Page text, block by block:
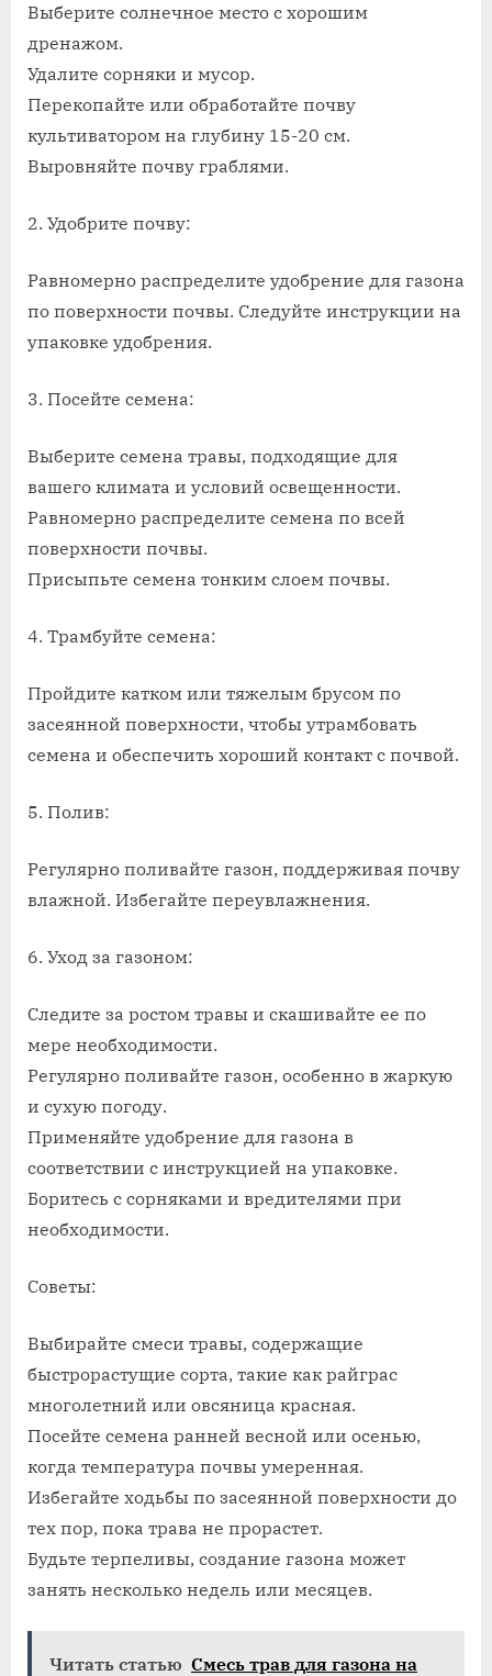
Выберите солнечное место с хорошим
дренажом.
Удалите сорняки и мусор.
Перекопайте или обработайте почву
культиватором на глубину 15-20 см.
Выровняйте почву граблями.
2. Удобрите почву:
Равномерно распределите удобрение для газона
по поверхности почвы. Следуйте инструкции на
упаковке удобрения.
3. Посейте семена:
Выберите семена травы, подходящие для
вашего климата и условий освещенности.
Равномерно распределите семена по всей
поверхности почвы.
Присыпьте семена тонким слоем почвы.
4. Трамбуйте семена:
Пройдите катком или тяжелым брусом по
засеянной поверхности, чтобы утрамбовать
семена и обеспечить хороший контакт с почвой.
5. Полив:
Регулярно поливайте газон, поддерживая почву
влажной. Избегайте переувлажнения.
6. Уход за газоном:
Следите за ростом травы и скашивайте ее по
мере необходимости.
Регулярно поливайте газон, особенно в жаркую
и сухую погоду.
Применяйте удобрение для газона в
соответствии с инструкцией на упаковке.
Боритесь с сорняками и вредителями при
необходимости.
Советы:
Выбирайте смеси травы, содержащие
быстрорастущие сорта, такие как райграс
многолетний или овсяница красная.
Посейте семена ранней весной или осенью,
когда температура почвы умеренная.
Избегайте ходьбы по засеянной поверхности до
тех пор, пока трава не прорастет.
Будьте терпеливы, создание газона может
занять несколько недель или месяцев.
Читать статью Смесь трав для газона на